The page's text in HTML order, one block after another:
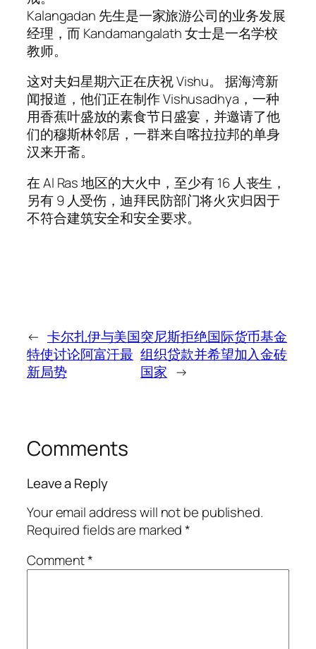
Kalangadan 先生是一家旅游公司的业务发展
经理，而 Kandamangalath 女士是一名学校
教师。
这对夫妇星期六正在庆祝 Vishu。 据海湾新
闻报道，他们正在制作 Vishusadhya，一种
用香蕉叶盛放的素食节日盛宴，并邀请了他
们的穆斯林邻居，一群来自喀拉拉邦的单身
汉来开斋。
在 Al Ras 地区的大火中，至少有 16 人丧生，
另有 9 人受伤，迪拜民防部门将火灾归因于
不符合建筑安全和安全要求。
← 卡尔扎伊与美国
特使讨论阿富汗最
新局势
突尼斯拒绝国际货币基金
组织贷款并希望加入金砖
国家 →
Comments
Leave a Reply
Your email address will not be published.
Required fields are marked*
Comment*